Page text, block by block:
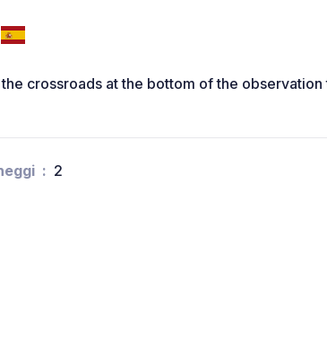
crossroads at the bottom of the
2